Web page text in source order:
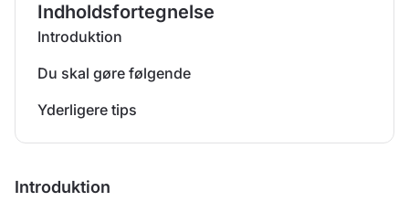
Indholdsfortegnelse
Introduktion
Du skal gøre følgende
Yderligere tips
Introduktion